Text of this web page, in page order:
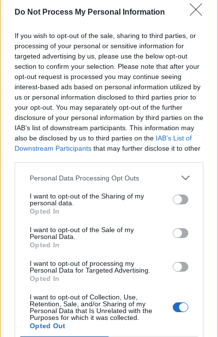
Do Not Process My Personal Information
If you wish to opt-out of the sale, sharing to third parties, or
processing of your personal or sensitive information for
targeted advertising by us, please use the below opt-out
section to confirm your selection. Please note that after your
opt-out request is processed you may continue seeing
interest-based ads based on personal information utilized by
us or personal information disclosed to third parties prior to
your opt-out. You may separately opt-out of the further
disclosure of your personal information by third parties on the
IAB’s list of downstream participants. This information may
also be disclosed by us to third parties on the IAB’s List of
Downstream Participants that may further disclose it to other
Personal Data Processing Opt Outs
I want to opt-out of the Sharing of my
personal data.
Opted In
I want to opt-out of the Sale of my
Personal Data.
Opted In
I want to opt-out of processing my
Personal Data for Targeted Advertising.
Opted In
I want to opt-out of Collection, Use,
Retention, Sale, and/or Sharing of my
Personal Data that Is Unrelated with the
Purposes for which it was collected.
Opted Out
Auto Pour Vous 5 août 2026 0
Sécurité Automobile
Catalogne lance un radar IA qui traque
téléphone et ceinture en conduisant
Auto Pour Vous